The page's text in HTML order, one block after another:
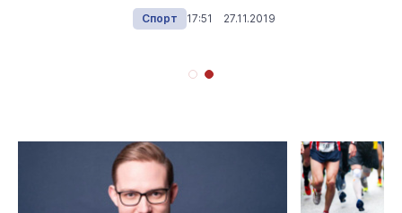
Спорт 17:51 27.11.2019